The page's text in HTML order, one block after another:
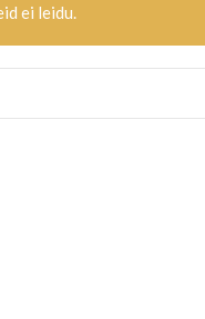
ei leidu.